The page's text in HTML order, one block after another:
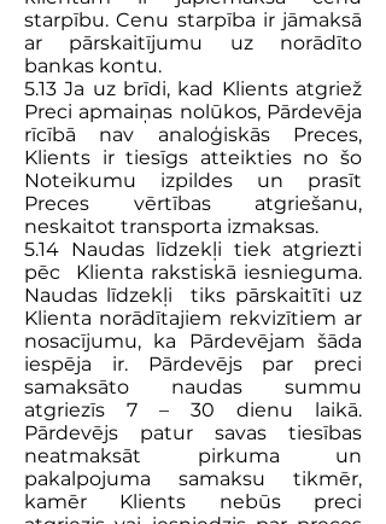
starpību. Cenu starpība ir jāmaksā
ar pārskaitījumu uz norādīto
bankas kontu.
5.13 Ja uz brīdi, kad Klients atgriež
Preci apmaiņas nolūkos, Pārdevēja
rīcībā nav analoģiskās Preces,
Klients ir tiesīgs atteikties no šo
Noteikumu izpildes un prasīt
Preces vērtības atgriešanu,
neskaitot transporta izmaksas.
5.14 Naudas līdzekļi tiek atgriezti
pēc Klienta rakstiskā iesnieguma.
Naudas līdzekļi tiks pārskaitīti uz
Klienta norādītajiem rekvizītiem ar
nosacījumu, ka Pārdevējam šāda
iespēja ir. Pārdevējs par preci
samaksāto naudas summu
atgriezīs 7 – 30 dienu laikā.
Pārdevējs patur savas tiesības
neatmaksāt pirkuma un
pakalpojuma samaksu tikmēr,
kamēr Klients nebūs preci